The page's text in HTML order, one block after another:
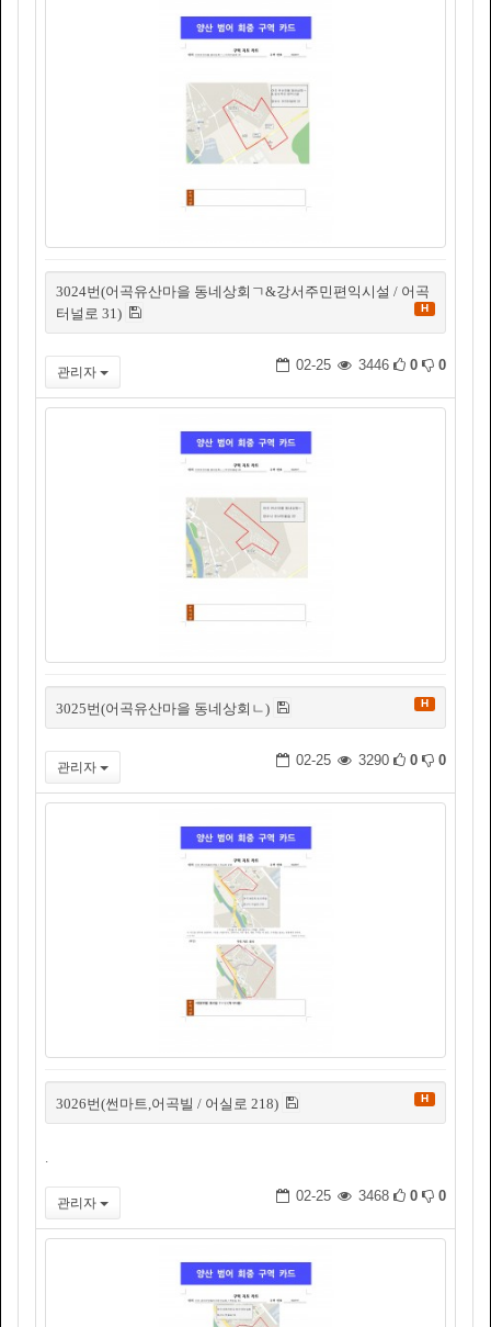
3024번(어곡유산마을 동네상회ㄱ&강서주민편익시설 / 어곡
터널로 31)
H
관리자 02-25 3446 0 0
3025번(어곡유산마을 동네상회ㄴ) H
관리자 02-25 3290 0 0
3026번(썬마트,어곡빌 / 어실로 218) H
.
관리자 02-25 3468 0 0